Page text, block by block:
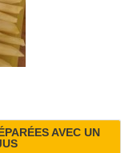
AVEC UN